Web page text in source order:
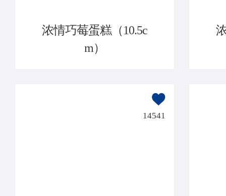
浓情巧莓蛋糕（10.5c
m）
14541